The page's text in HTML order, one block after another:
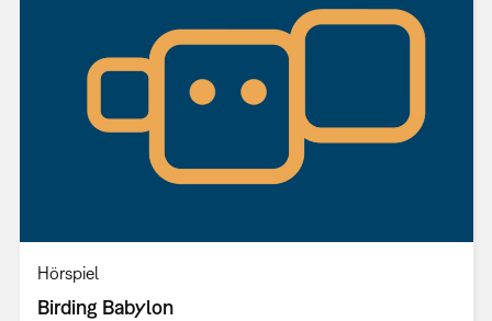
Hörspiel
Birding Babylon